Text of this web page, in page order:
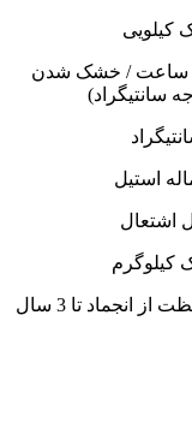
کیلویی
زمان خشک شدن: خشک شدن سطحی 4 ساعت / خشک شدن
استیل
اشتعال
کیلوگرم
انجماد تا 3 سال